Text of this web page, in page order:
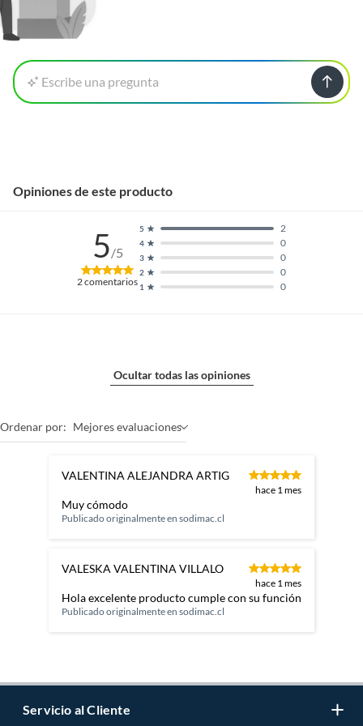
Manual de Armado
Manuales y documentos
Manual de Armado
Escribe una pregunta
Opiniones de este producto
5/5
2comentarios 1 0
2 0
3 0
4 0
5 2
Ocultar todas las opiniones
Ordenar por: Mejores evaluaciones
VALENTINA ALEJANDRA ARTIG
hace 1 mes
Muy cómodo
Publicado originalmente en sodimac.cl
VALESKA VALENTINA VILLALO
hace 1 mes
Hola excelente producto cumple con su función
Publicado originalmente en sodimac.cl
Servicio al Cliente